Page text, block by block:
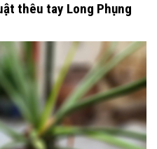
thêu tay Long Phụng